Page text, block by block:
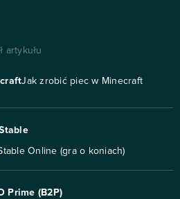
artykułu
Jak zrobić piec w Minecraft
Online (gra o koniach)
Prime (B2P)